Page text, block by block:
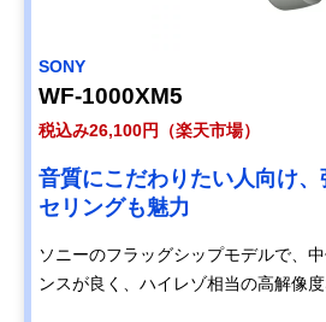
SONY
WF-1000XM5
税込み26,100円（楽天市場）
音質にこだわりたい人向け
セリングも魅力
ソニーのフラッグシップモデルで、
ンスが良く、ハイレゾ相当の高解像度